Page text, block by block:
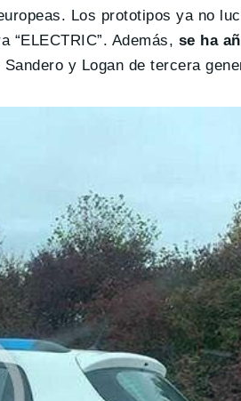
Los prototipos ya no
“ELECTRIC”. Además, se ha
y Logan de tercera